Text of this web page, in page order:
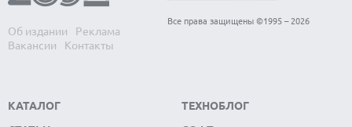
Об издании
Реклама
Вакансии
Контакты
Все права защищены ©1995 – 2026
КАТАЛОГ
ТЕХНОБЛОГ